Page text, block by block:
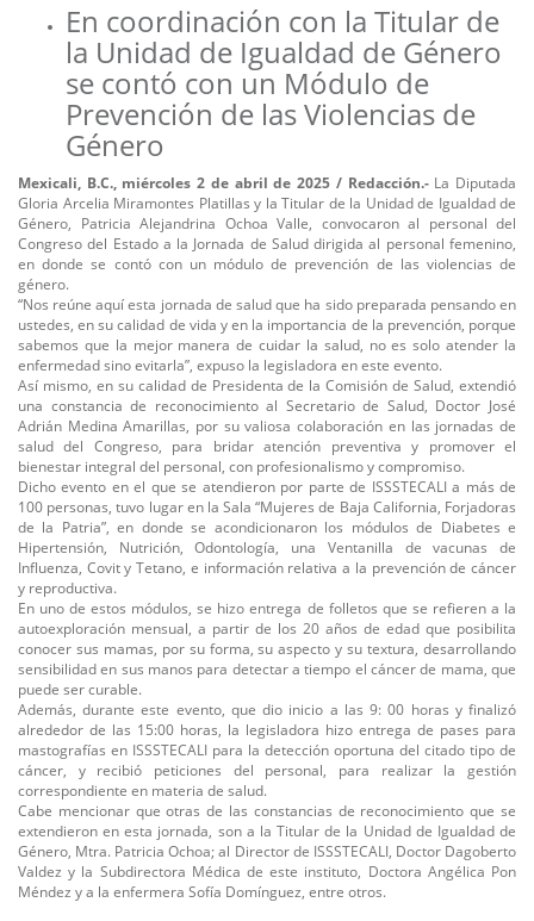
En coordinación con la Titular de
la Unidad de Igualdad de Género
se contó con un Módulo de
Prevención de las Violencias de
Género
Mexicali, B.C., miércoles 2 de abril de 2025 / Redacción.-La Diputada
Gloria Arcelia Miramontes Platillas y la Titular de la Unidad de Igualdad de
Género, Patricia Alejandrina Ochoa Valle, convocaron al personal del
Congreso del Estado a la Jornada de Salud dirigida al personal femenino,
en donde se contó con un módulo de prevención de las violencias de
género.
“Nos reúne aquí esta jornada de salud que ha sido preparada pensando en
ustedes, en su calidad de vida y en la importancia de la prevención, porque
sabemos que la mejor manera de cuidar la salud, no es solo atender la
enfermedad sino evitarla”, expuso la legisladora en este evento.
Así mismo, en su calidad de Presidenta de la Comisión de Salud, extendió
una constancia de reconocimiento al Secretario de Salud, Doctor José
Adrián Medina Amarillas, por su valiosa colaboración en las jornadas de
salud del Congreso, para bridar atención preventiva y promover el
bienestar integral del personal, con profesionalismo y compromiso.
Dicho evento en el que se atendieron por parte de ISSSTECALI a más de
100 personas, tuvo lugar en la Sala “Mujeres de Baja California, Forjadoras
de la Patria”, en donde se acondicionaron los módulos de Diabetes e
Hipertensión, Nutrición, Odontología, una Ventanilla de vacunas de
Influenza, Covit y Tetano, e información relativa a la prevención de cáncer
y reproductiva.
En uno de estos módulos, se hizo entrega de folletos que se refieren a la
autoexploración mensual, a partir de los 20 años de edad que posibilita
conocer sus mamas, por su forma, su aspecto y su textura, desarrollando
sensibilidad en sus manos para detectar a tiempo el cáncer de mama, que
puede ser curable.
Además, durante este evento, que dio inicio a las 9: 00 horas y finalizó
alrededor de las 15:00 horas, la legisladora hizo entrega de pases para
mastografías en ISSSTECALI para la detección oportuna del citado tipo de
cáncer, y recibió peticiones del personal, para realizar la gestión
correspondiente en materia de salud.
Cabe mencionar que otras de las constancias de reconocimiento que se
extendieron en esta jornada, son a la Titular de la Unidad de Igualdad de
Género, Mtra. Patricia Ochoa; al Director de ISSSTECALI, Doctor Dagoberto
Valdez y la Subdirectora Médica de este instituto, Doctora Angélica Pon
Méndez y a la enfermera Sofía Domínguez, entre otros.